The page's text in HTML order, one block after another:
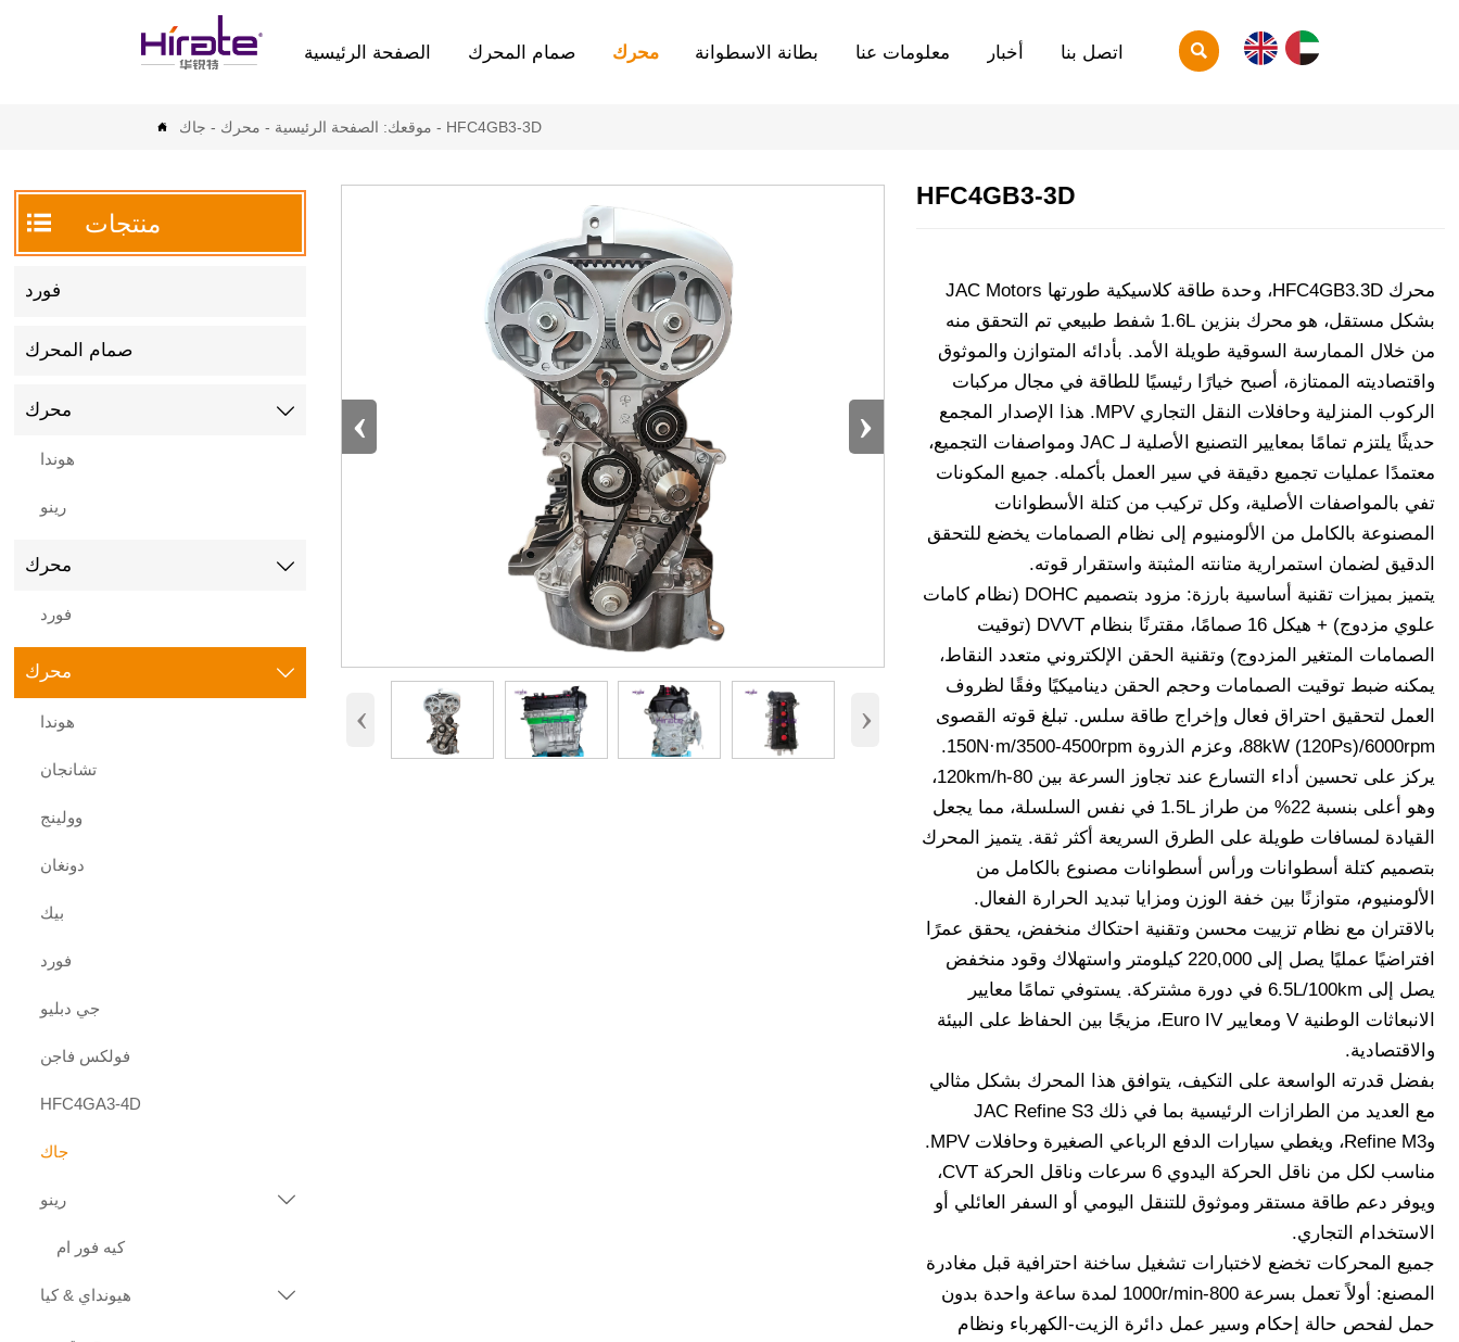
الصفحة الرئيسية صمام المحرك محرك بطانة الاسطوانة معلومات عنا أخبار اتصل بنا 
 موقعك: الصفحة الرئيسية - محرك - جاك - HFC4GB3-3D
 منتجات
فورد
صمام المحرك
محرك 
هوندا
رينو
محرك 
فورد
محرك 
هوندا
تشانجان
وولينج
دونغان
بيك
فورد
جي دبليو
فولكس فاجن
HFC4GA3-4D
جاك
رينو 
كيه فور ام
هيونداي & كيا 
‹ ›
‹ ›
HFC4GB3-3D
محرك HFC4GB3.3D، وحدة طاقة كلاسيكية طورتها JAC Motors
بشكل مستقل، هو محرك بنزين 1.6L شفط طبيعي تم التحقق منه
من خلال الممارسة السوقية طويلة الأمد. بأدائه المتوازن والموثوق
واقتصاديته الممتازة، أصبح خيارًا رئيسيًا للطاقة في مجال مركبات
الركوب المنزلية وحافلات النقل التجاري MPV. هذا الإصدار المجمع
حديثًا يلتزم تمامًا بمعايير التصنيع الأصلية لـ JAC ومواصفات التجميع،
معتمدًا عمليات تجميع دقيقة في سير العمل بأكمله. جميع المكونات
تفي بالمواصفات الأصلية، وكل تركيب من كتلة الأسطوانات
المصنوعة بالكامل من الألومنيوم إلى نظام الصمامات يخضع للتحقق
الدقيق لضمان استمرارية متانته المثبتة واستقرار قوته.
يتميز بميزات تقنية أساسية بارزة: مزود بتصميم DOHC (نظام كامات
علوي مزدوج) + هيكل 16 صمامًا، مقترنًا بنظام DVVT (توقيت
الصمامات المتغير المزدوج) وتقنية الحقن الإلكتروني متعدد النقاط،
يمكنه ضبط توقيت الصمامات وحجم الحقن ديناميكيًا وفقًا لظروف
العمل لتحقيق احتراق فعال وإخراج طاقة سلس. تبلغ قوته القصوى
88kW (120Ps)/6000rpm، وعزم الذروة 150N·m/3500-4500rpm.
يركز على تحسين أداء التسارع عند تجاوز السرعة بين 80-120km/h،
وهو أعلى بنسبة 22% من طراز 1.5L في نفس السلسلة، مما يجعل
القيادة لمسافات طويلة على الطرق السريعة أكثر ثقة. يتميز المحرك
بتصميم كتلة أسطوانات ورأس أسطوانات مصنوع بالكامل من
الألومنيوم، متوازنًا بين خفة الوزن ومزايا تبديد الحرارة الفعال.
بالاقتران مع نظام تزييت محسن وتقنية احتكاك منخفض، يحقق عمرًا
افتراضيًا عمليًا يصل إلى 220,000 كيلومتر واستهلاك وقود منخفض
يصل إلى 6.5L/100km في دورة مشتركة. يستوفي تمامًا معايير
الانبعاثات الوطنية V ومعايير Euro IV، مزيجًا بين الحفاظ على البيئة
والاقتصادية.
بفضل قدرته الواسعة على التكيف، يتوافق هذا المحرك بشكل مثالي
مع العديد من الطرازات الرئيسية بما في ذلك JAC Refine S3
وRefine M3، ويغطي سيارات الدفع الرباعي الصغيرة وحافلات MPV.
مناسب لكل من ناقل الحركة اليدوي 6 سرعات وناقل الحركة CVT،
ويوفر دعم طاقة مستقر وموثوق للتنقل اليومي أو السفر العائلي أو
الاستخدام التجاري.
جميع المحركات تخضع لاختبارات تشغيل ساخنة احترافية قبل مغادرة
المصنع: أولاً تعمل بسرعة 800-1000r/min لمدة ساعة واحدة بدون
حمل لفحص حالة إحكام وسير عمل دائرة الزيت-الكهرباء ونظام